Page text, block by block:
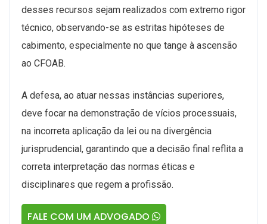
desses recursos sejam realizados com extremo rigor
técnico, observando-se as estritas hipóteses de
cabimento, especialmente no que tange à ascensão
ao CFOAB.
A defesa, ao atuar nessas instâncias superiores,
deve focar na demonstração de vícios processuais,
na incorreta aplicação da lei ou na divergência
jurisprudencial, garantindo que a decisão final reflita a
correta interpretação das normas éticas e
disciplinares que regem a profissão.
FALE COM UM ADVOGADO